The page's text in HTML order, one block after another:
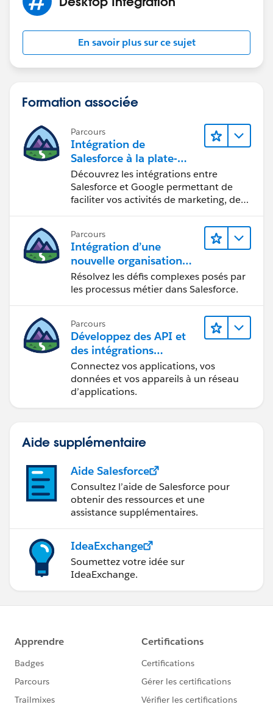
En savoir plus sur ce sujet
Formation associée
Parcours
Intégration de
Salesforce à la plate-
forme Google
Découvrez les intégrations entre
Salesforce et Google permettant de
faciliter vos activités de marketing, de
Parcours
Intégration d’une
nouvelle organisation
commerciale
Résolvez les défis complexes posés par
les processus métier dans Salesforce.
Parcours
Développez des API et
des intégrations
formidables avec
MuleSoft
Connectez vos applications, vos
données et vos appareils à un réseau
d’applications.
Aide supplémentaire
Aide Salesforce
Consultez l’aide de Salesforce pour
obtenir des ressources et une
assistance supplémentaires.
IdeaExchange
Soumettez votre idée sur
IdeaExchange.